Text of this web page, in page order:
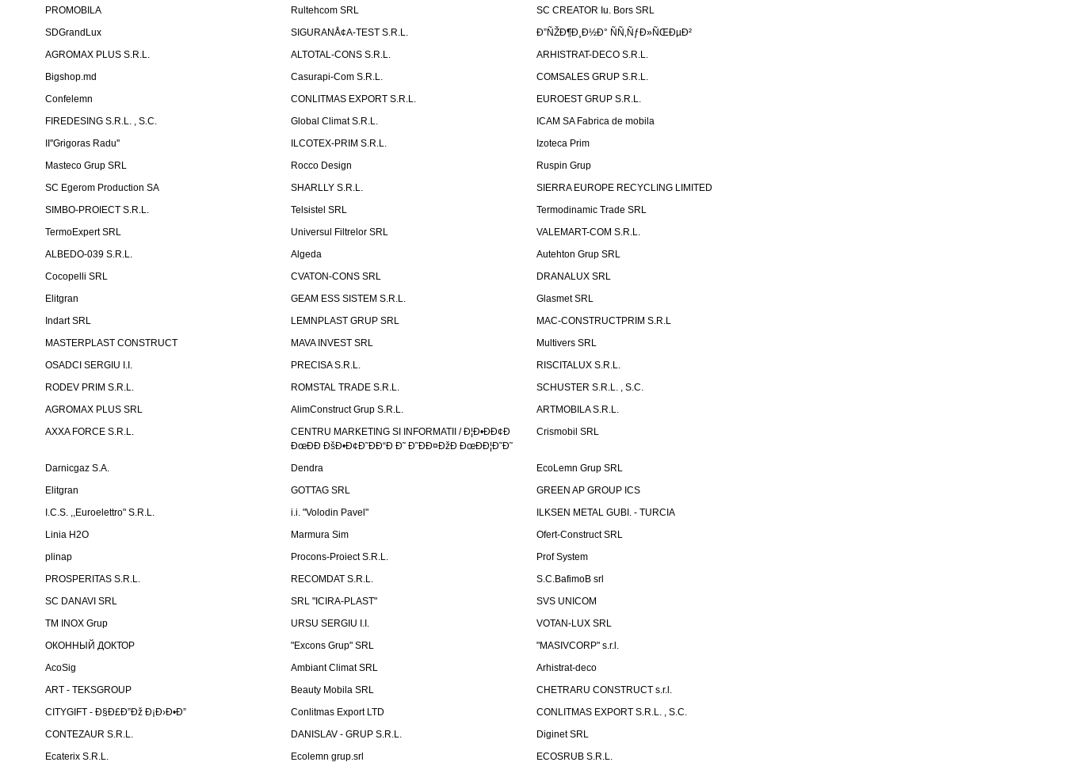
PROMOBILA
Rultehcom SRL
SC CREATOR Iu. Bors SRL
SDGrandLux
SIGURANÅ¢A-TEST S.R.L.
Ð”ÑŽÐ¶Ð¸Ð½Ð° ÑÑ‚ÑƒÐ»ÑŒÐµÐ²
AGROMAX PLUS S.R.L.
ALTOTAL-CONS S.R.L.
ARHISTRAT-DECO S.R.L.
Bigshop.md
Casurapi-Com S.R.L.
COMSALES GRUP S.R.L.
Confelemn
CONLITMAS EXPORT S.R.L.
EUROEST GRUP S.R.L.
FIREDESING S.R.L. , S.C.
Global Climat S.R.L.
ICAM SA Fabrica de mobila
II''Grigoras Radu''
ILCOTEX-PRIM S.R.L.
Izoteca Prim
Masteco Grup SRL
Rocco Design
Ruspin Grup
SC Egerom Production SA
SHARLLY S.R.L.
SIERRA EUROPE RECYCLING LIMITED
SIMBO-PROIECT S.R.L.
Telsistel SRL
Termodinamic Trade SRL
TermoExpert SRL
Universul Filtrelor SRL
VALEMART-COM S.R.L.
ALBEDO-039 S.R.L.
Algeda
Autehton Grup SRL
Cocopelli SRL
CVATON-CONS SRL
DRANALUX SRL
Elitgran
GEAM ESS SISTEM S.R.L.
Glasmet SRL
Indart SRL
LEMNPLAST GRUP SRL
MAC-CONSTRUCTPRIM S.R.L
MASTERPLAST CONSTRUCT
MAVA INVEST SRL
Multivers SRL
OSADCI SERGIU I.I.
PRECISA S.R.L.
RISCITALUX S.R.L.
RODEV PRIM S.R.L.
ROMSTAL TRADE S.R.L.
SCHUSTER S.R.L. , S.C.
AGROMAX PLUS SRL
AlimConstruct Grup S.R.L.
ARTMOBILA S.R.L.
AXXA FORCE S.R.L.
CENTRU MARKETING SI INFORMATII / Ð¦Ð•ÐÐ¢Ð
ÐœÐÐ ÐšÐ•Ð¢Ð˜ÐÐ“Ð Ð˜ Ð˜ÐÐ¤ÐžÐ ÐœÐÐ¦Ð˜Ð˜
Crismobil SRL
Darnicgaz S.A. Dendra
EcoLemn Grup SRL
Elitgran
GOTTAG SRL
GREEN AP GROUP ICS
I.C.S. ,,Euroelettro" S.R.L.
i.i. "Volodin Pavel"
ILKSEN METAL GUBI. - TURCIA
Linia H2O
Marmura Sim
Ofert-Construct SRL
plinap
Procons-Proiect S.R.L.
Prof System
PROSPERITAS S.R.L.
RECOMDAT S.R.L.
S.C.BafimoB srl
SC DANAVI SRL
SRL "ICIRA-PLAST"
SVS UNICOM
TM INOX Grup
URSU SERGIU I.I.
VOTAN-LUX SRL
ОКОННЫЙ ДОКТОР
"Excons Grup" SRL
"MASIVCORP" s.r.l.
AcoSig
Ambiant Climat SRL
Arhistrat-deco
ART - TEKSGROUP
Beauty Mobila SRL
CHETRARU CONSTRUCT s.r.l.
CITYGIFT - Ð§Ð£Ð”Ðž Ð¡Ð›Ð•Ð”
Conlitmas Export LTD
CONLITMAS EXPORT S.R.L. , S.C.
CONTEZAUR S.R.L.
DANISLAV - GRUP S.R.L.
Diginet SRL
Ecaterix S.R.L.
Ecolemn grup.srl
ECOSRUB S.R.L.